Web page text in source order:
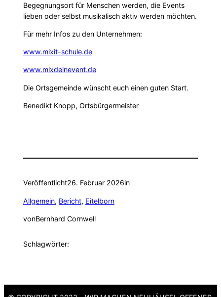
Begegnungsort für Menschen werden, die Events
lieben oder selbst musikalisch aktiv werden möchten.
Für mehr Infos zu den Unternehmen:
www.mixit-schule.de
www.mixdeinevent.de
Die Ortsgemeinde wünscht euch einen guten Start.
Benedikt Knopp, Ortsbürgermeister
Veröffentlicht26. Februar 2026in
Allgemein, Bericht, Eitelborn
vonBernhard Cornwell
Schlagwörter: